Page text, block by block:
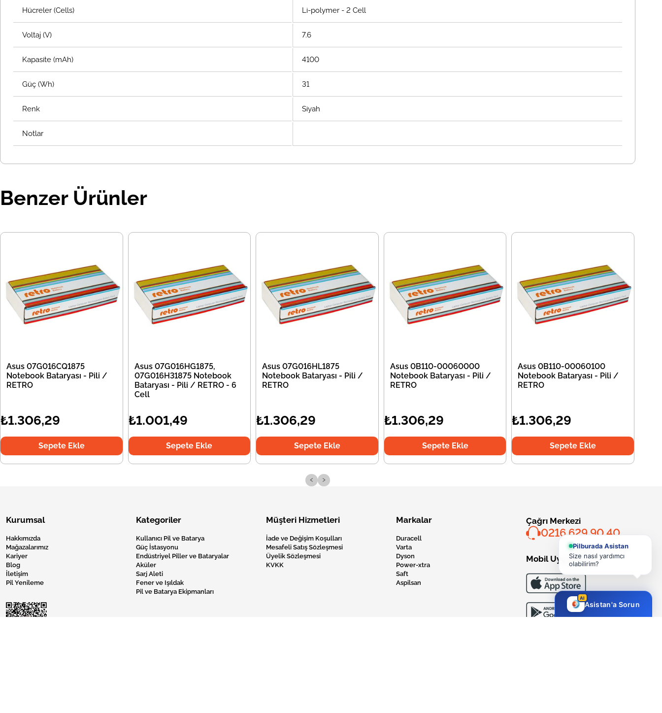
Hücreler (Cells) Li-polymer - 2 Cell
Voltaj (V) 7.6
Kapasite (mAh) 4100
Güç (Wh) 31
Renk Siyah
Notlar
Benzer Ürünler
Asus 07G016CQ1875
Notebook Bataryası - Pili /
RETRO
₺1.306,29
Sepete Ekle
Asus 07G016HG1875,
07G016H31875 Notebook
Bataryası - Pili / RETRO - 6
Cell
₺1.001,49
Sepete Ekle
Asus 07G016HL1875
Notebook Bataryası - Pili /
RETRO
₺1.306,29
Sepete Ekle
Asus 0B110-00060000
Notebook Bataryası - Pili /
RETRO
₺1.306,29
Sepete Ekle
Asus 0B110-00060100
Notebook Bataryası - Pili /
RETRO
₺1.306,29
Sepete Ekle
‹ ›
Kurumsal
Hakkımızda
Mağazalarımız
Kariyer
Blog
İletişim
Pil Yenileme
Kategoriler
Kullanıcı Pil ve Batarya
Güç İstasyonu
Endüstriyel Piller ve Bataryalar
Aküler
Sarj Aleti
Fener ve Işıldak
Pil ve Batarya Ekipmanları
Müşteri Hizmetleri
İade ve Değişim Koşulları
Mesafeli Satış Sözleşmesi
Üyelik Sözleşmesi
KVKK
Markalar
Duracell
Varta
Dyson
Power-xtra
Saft
Aspilsan
Çağrı Merkezi
0216 629 90 40
Mobil Uygulama
Pilburada Asistan
Size nasıl yardımcı
olabilirim?
AI
Asistan'a Sorun